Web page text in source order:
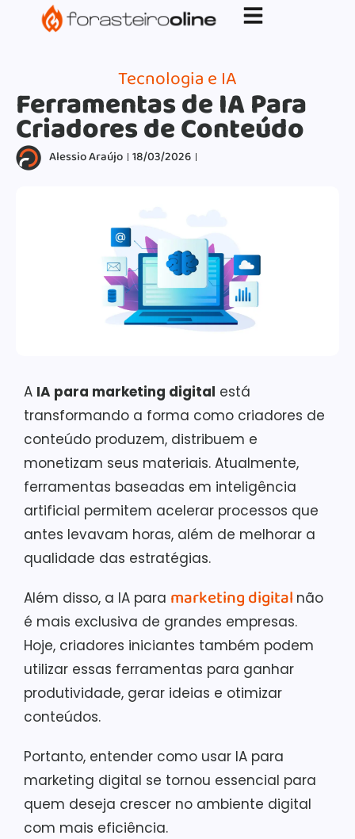
G-XVBZZCFH00pub-5970489886047746AW-
17954400846.
Tecnologia e IA
Ferramentas de IA Para
Criadores de Conteúdo
Alessio Araújo 18/03/2026
A IA para marketing digital está
transformando a forma como criadores de
conteúdo produzem, distribuem e
monetizam seus materiais. Atualmente,
ferramentas baseadas em inteligência
artificial permitem acelerar processos que
antes levavam horas, além de melhorar a
qualidade das estratégias.
Além disso, a IA para marketing digital não
é mais exclusiva de grandes empresas.
Hoje, criadores iniciantes também podem
utilizar essas ferramentas para ganhar
produtividade, gerar ideias e otimizar
conteúdos.
Portanto, entender como usar IA para
marketing digital se tornou essencial para
quem deseja crescer no ambiente digital
com mais eficiência.